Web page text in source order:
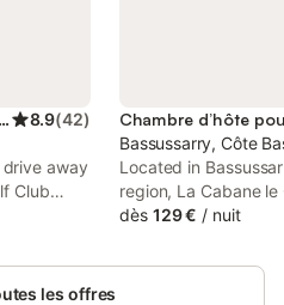
2 personnes 8.9(42)
away
Club
Chambre d’hôte
Bassussarry, Côte
Located in
region, La Cabane
features a terrace.
km from Saint Jean
dès 129 € / nuit
les offres